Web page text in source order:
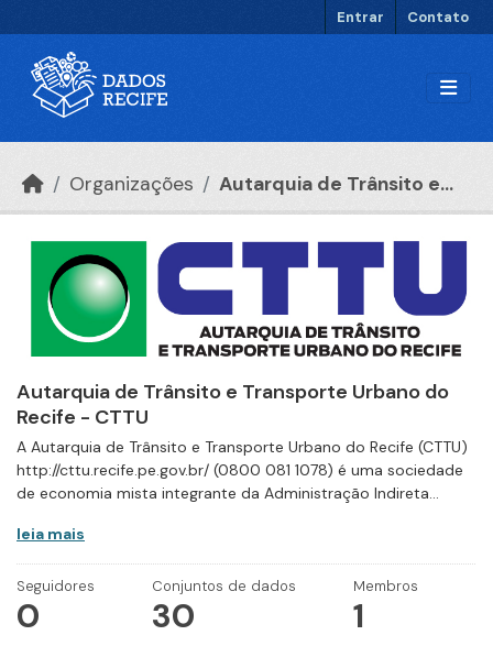
Entrar Contato
Organizações Autarquia de Trânsito e...
Autarquia de Trânsito e Transporte Urbano do
Recife - CTTU
A Autarquia de Trânsito e Transporte Urbano do Recife (CTTU)
http://cttu.recife.pe.gov.br/ (0800 081 1078) é uma sociedade
de economia mista integrante da Administração Indireta...
leia mais
Seguidores
0
Conjuntos de dados
30
Membros
1